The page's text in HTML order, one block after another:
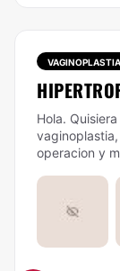
VAGINOPLASTIA
Hola.
operacion y